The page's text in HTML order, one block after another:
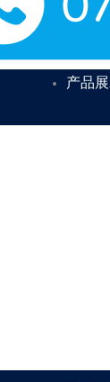
产品